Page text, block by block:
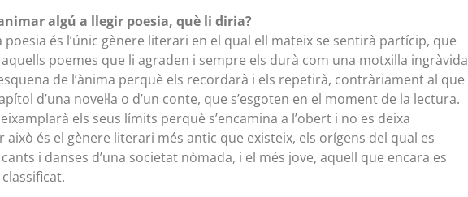
algú a llegir poesia, què li diria?
poesia és l’únic gènere literari en el qual ell mateix se sentirà partícip, que
poemes que li agraden i sempre els durà com una motxilla ingràvida
de l’ànima perquè els recordarà i els repetirà, contràriament al que
d’una novel·la o d’un conte, que s’esgoten en el moment de la lectura.
els seus límits perquè s’encamina a l’obert i no es deixa
això és el gènere literari més antic que existeix, els orígens del qual es
i danses d’una societat nòmada, i el més jove, aquell que encara es